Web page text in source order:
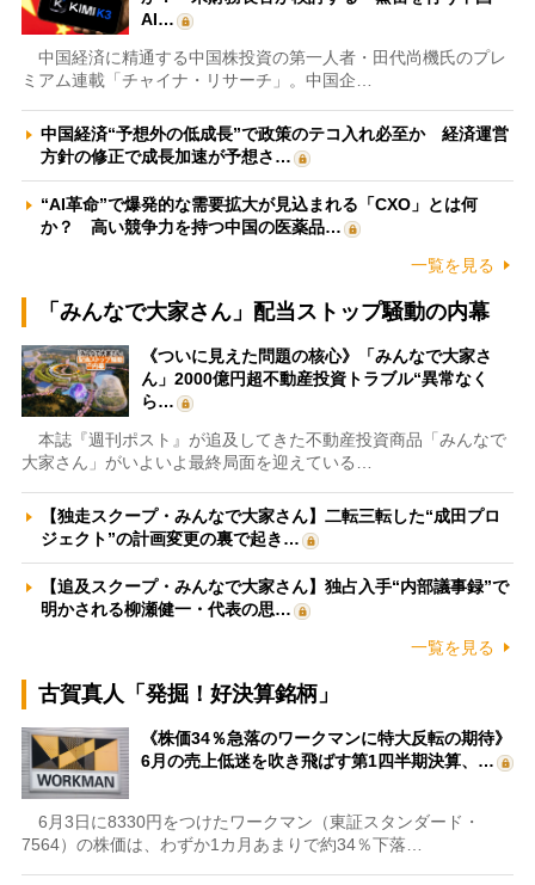
AI…
中国経済に精通する中国株投資の第一人者・田代尚機氏のプレ
ミアム連載「チャイナ・リサーチ」。中国企…
中国経済“予想外の低成長”で政策のテコ入れ必至か 経済運営
方針の修正で成長加速が予想さ…
“AI革命”で爆発的な需要拡大が見込まれる「CXO」とは何
か？ 高い競争力を持つ中国の医薬品…
一覧を見る
「みんなで大家さん」配当ストップ騒動の内幕
《ついに見えた問題の核心》「みんなで大家さ
ん」2000億円超不動産投資トラブル“異常なく
ら…
本誌『週刊ポスト』が追及してきた不動産投資商品「みんなで
大家さん」がいよいよ最終局面を迎えている…
【独走スクープ・みんなで大家さん】二転三転した“成田プロ
ジェクト”の計画変更の裏で起き…
【追及スクープ・みんなで大家さん】独占入手“内部議事録”で
明かされる柳瀬健一・代表の思…
一覧を見る
古賀真人「発掘！好決算銘柄」
《株価34％急落のワークマンに特大反転の期待》
6月の売上低迷を吹き飛ばす第1四半期決算、…
6月3日に8330円をつけたワークマン（東証スタンダード・
7564）の株価は、わずか1カ月あまりで約34％下落…